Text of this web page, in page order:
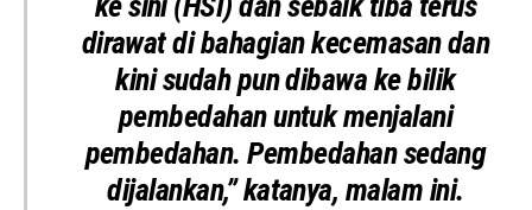
dirawat di bahagian kecemasan dan
kini sudah pun dibawa ke bilik
pembedahan untuk menjalani
pembedahan. Pembedahan sedang
dijalankan,” katanya, malam ini.